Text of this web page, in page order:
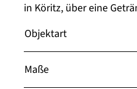
in Köritz, über eine
Objektart
Maße